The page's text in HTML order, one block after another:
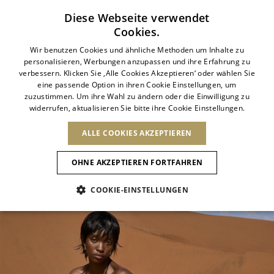
NEUHEITEN
DIE KUNST DES
ANIMAL-
Animalischer Charme
MULES
LAND ÄNDERN
AFRIKA
KAP VERDE
ALGERIEN
ÄGYPTEN
KENIA
MAROKKO
MAURITIUS
NIEDERLÄNDISCHE
SÜDAFRIKA
ANDERE LÄNDER
ANTIGUA AND
BARBUDA
ANGUILLA
ARGENTINIEN
ARUBA
ASERBAIDSCHAN
BANGLADESCH
SAINT
BARTHELEMY
BERMUDA
BOLIVIEN
BRASILIEN
ASIEN
VEREINIGTE
ARABISCHE
ARMENIEN
BARBADOS
BAHRAIN
BRUNEI
VOLKSREPUBLIK
EUROPA
ANDORRA
ALBANIEN
ÖSTERREICH
BOSNIEN UND
HERZEGOWINA
NORDAMERIKA
KANADA
DOMINIKANISCHE
OZEANIEN
SPRACHE ÄNDERN
VERSAND NACH:
ENGLISH
DEUTSCH
FRANÇAIS
ITALIANO
Ergebnisse ansehen
WILD ESSENCE
Entdecken Sie die Neuheiten
ITALIAN
ITALIAN
FRENCH
GERMAN
Diese Webseite verwendet
Cookies.
Wir benutzen Cookies und ähnliche Methoden um Inhalte zu
personalisieren, Werbungen anzupassen und ihre Erfahrung zu
verbessern. Klicken Sie ‚Alle Cookies Akzeptieren‘ oder wählen Sie
eine passende Option in ihren Cookie Einstellungen, um
zuzustimmen. Um ihre Wahl zu ändern oder die Einwilligung zu
widerrufen, aktualisieren Sie bitte ihre Cookie Einstellungen.
ALLE COOKIES AKZEPTIEREN
OHNE AKZEPTIEREN FORTFAHREN
COOKIE-EINSTELLUNGEN